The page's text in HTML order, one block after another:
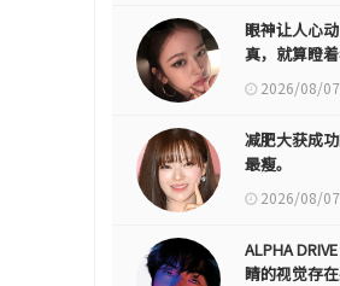
眼神让人心
真，就算瞪
2026/08/07
减肥大获成
最瘦。
2026/08/07
ALPHA
睛的视觉存